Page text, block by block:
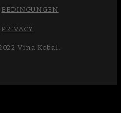
BEDINGUNGEN
PRIVACY
Vina Kobal.